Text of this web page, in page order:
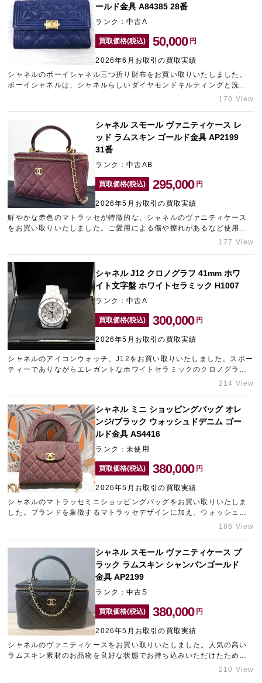
で承っております。
ールド金具 A84385 28番
ランク：中古A
買取価格(税込) 50,000 円
2026年6月お取引の買取実績
シャネルのボーイシャネル三つ折り財布をお買い取りいたしました。
ボーイシャネルは、シャネルらしいダイヤモンドキルティングと洗練
されたフォルムが美しく調和した、上品なデザインが魅力の人気ライ
は東京の宅配買取「ギャラリーレアLAB東京」にお任せください。
170 View
シャネル スモール ヴァニティケース レ
ッド ラムスキン ゴールド金具 AP2199
31番
ランク：中古AB
買取価格(税込) 295,000 円
2026年5月お取引の買取実績
鮮やかな赤色のマトラッセが特徴的な、シャネルのヴァニティケース
をお買い取りいたしました。ご愛用による傷や擦れがあるなど使用感
が見られる状態でしたが、他社様にも劣らない金額をご提示させてい
い。
177 View
シャネル J12 クロノグラフ 41mm ホワ
イト文字盤 ホワイトセラミック H1007
ランク：中古A
買取価格(税込) 300,000 円
2026年5月お取引の買取実績
シャネルのアイコンウォッチ、J12をお買い取りいたしました。スポー
ティーでありながらエレガントなホワイトセラミックのクロノグラフ
モデルです。非常に綺麗な状態でお持ち込みいただけたため、しっか
ご相談くださいませ。
214 View
シャネル ミニ ショッピングバッグ オレ
ンジ/ブラック ウォッシュドデニム ゴー
ルド金具 AS4416
ランク：未使用
買取価格(税込) 380,000 円
2026年5月お取引の買取実績
シャネルのマトラッセミニショッピングバッグをお買い取りいたしま
した。ブランドを象徴するマトラッセデザインに加え、ウォッシュド
デニム素材を採用した希少性の高いモデルです。オレンジとブラック
のお品物は未使用品で、デニム素材特有の色味や風合いも良好な状態
で保たれていました。近年シャネルは定価改定の影響もあり中古市場
が活発で、状態の良い個体は高値で取引される傾向があります。どれ
くらいの金額になるかといったご相談も承っていますので、シャネル
の売却は新宿東口のブランド買取店「ギャラリーレア新宿東口店」を
ご利用ください。
186 View
シャネル スモール ヴァニティケース ブ
ラック ラムスキン シャンパンゴールド
金具 AP2199
ランク：中古S
買取価格(税込) 380,000 円
2026年5月お取引の買取実績
シャネルのヴァニティケースをお買い取りいたしました。人気の高い
ラムスキン素材のお品物を良好な状態でお持ち込みいただけたため、
プラス査定させていただきました。シャネルをはじめ、ブランド品の
210 View